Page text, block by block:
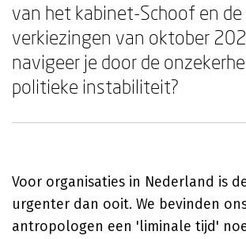
van het kabinet-Schoof en
verkiezingen van oktober
navigeer je door de
politieke instabiliteit?
Voor organisaties in Nederland is
urgenter dan ooit. We bevinden
antropologen een 'liminale tijd'